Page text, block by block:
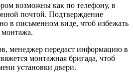
возможны как по телефону, в
почтой. Подтверждение
в письменном виде, чтоб избежать
менеджер передаст информацию в
монтажная бригада, чтоб
установки двери.